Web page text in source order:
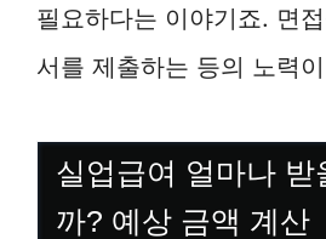
필요하다는 이야기죠. 면
서를 제출하는 등의 노력
실업급여 얼마나 받
까? 예상 금액 계산